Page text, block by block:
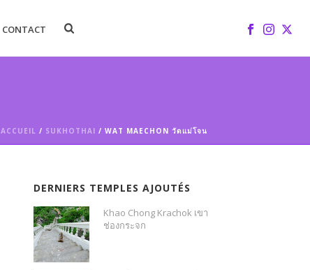
CONTACT
ACCUEIL / SUKHOTHAI / WAT MAECHON วัดแม่โจน
DERNIERS TEMPLES AJOUTÉS
Khao Chong Krachok เขา
ช่องกระจก